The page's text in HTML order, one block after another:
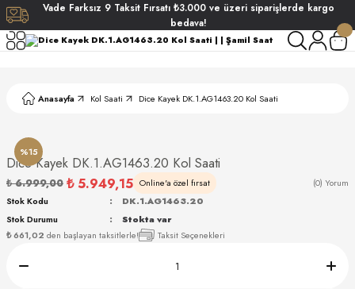
Vade Farksız 9 Taksit Fırsatı ₺3.000 ve üzeri siparişlerde kargo
bedava!
Anasayfa Kol Saati Dice Kayek DK.1.AG1463.20 Kol Saati
%15
Dice Kayek DK.1.AG1463.20 Kol Saati
₺ 6.999,00 ₺ 5.949,15 Online'a özel fırsat (0) Yorum
₺ 661,02 den başlayan taksitlerle! Taksit Seçenekleri
Stok Kodu
DK.1.AG1463.20
Stok Durumu
Stokta var
CLUB
CLUB